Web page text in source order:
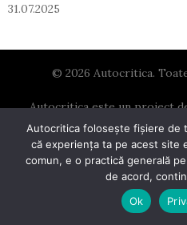
31.07.2025
© 2026 Autocritica.
Autocritica este un proiect
Autocritica folosește fișiere de
că experiența ta pe acest site
comun, e o practică generală
de acord,
Ok